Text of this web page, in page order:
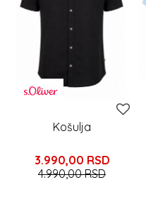
Košulja
3.990,00 RSD
4.990,00RSD